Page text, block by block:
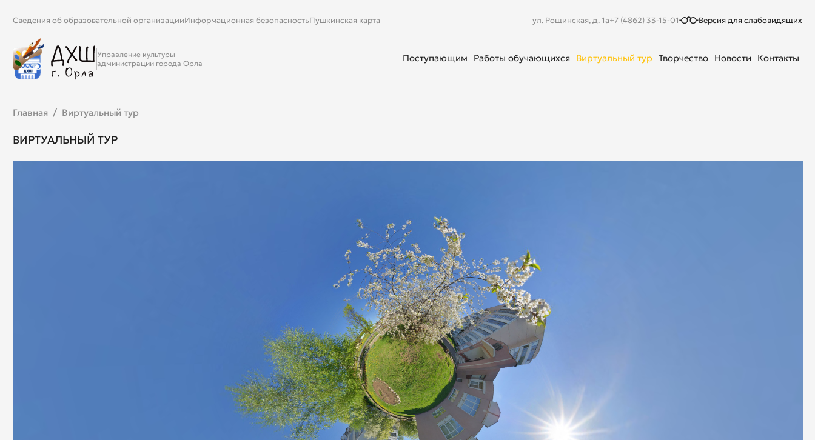
Сведения об образовательной организацииИнформационная безопасностьПушкинская карта ул. Рощинская, д. 1а+7 (4862) 33-15-01 Версия для слабовидящих
Управление культуры
администрации города Орла
Поступающим Работы обучающихся Виртуальный тур Творчество Новости Контакты
Главная Виртуальный тур
ВИРТУАЛЬНЫЙ ТУР